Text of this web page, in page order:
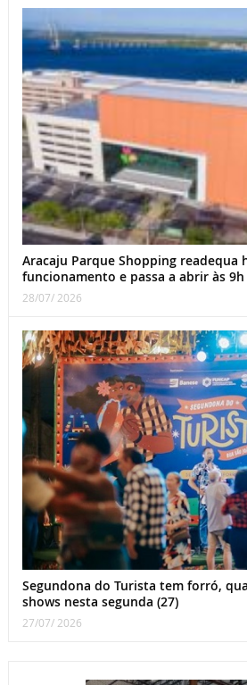
Aracaju Parque Shopping readequa
funcionamento e passa a abrir às 9h
28/07/ 2026
Segundona do Turista tem forró,
shows nesta segunda (27)
27/07/ 2026